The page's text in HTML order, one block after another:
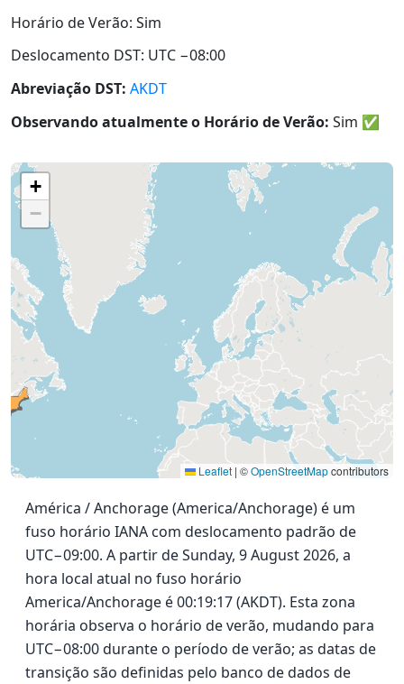
Horário de Verão: Sim
Deslocamento DST: UTC −08:00
Abreviação DST: AKDT
Observando atualmente o Horário de Verão: Sim ✅
+
−
Leaflet | ©OpenStreetMapcontributors
América / Anchorage (America/Anchorage) é um
fuso horário IANA com deslocamento padrão de
UTC−09:00. A partir de Sunday, 9 August 2026, a
hora local atual no fuso horário
America/Anchorage é 00:19:17 (AKDT). Esta zona
horária observa o horário de verão, mudando para
UTC−08:00 durante o período de verão; as datas de
transição são definidas pelo banco de dados de